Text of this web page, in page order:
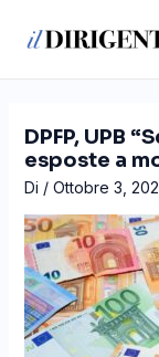
DPFP, UPB
esposte a
Di / Ottobre 3,
articoli